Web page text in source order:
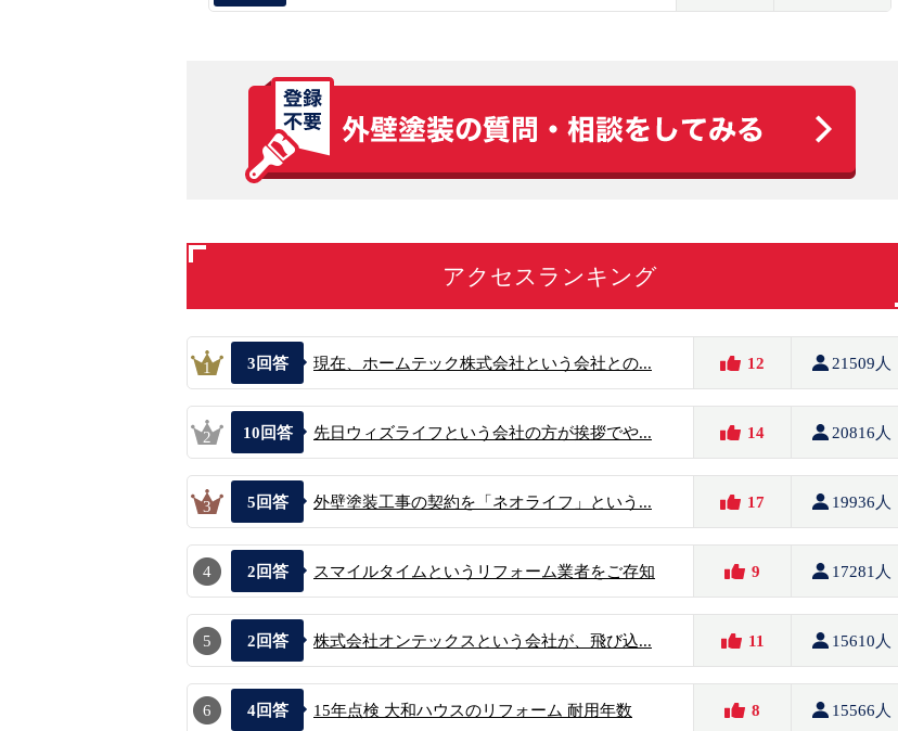
アクセスランキング
1 3 回答 現在、ホームテック株式会社という会社との... 12 21509人
2 10 回答 先日ウィズライフという会社の方が挨拶でや... 14 20816人
3 5 回答 外壁塗装工事の契約を「ネオライフ」という... 17 19936人
4 2 回答 スマイルタイムというリフォーム業者をご存知 9 17281人
5 2 回答 株式会社オンテックスという会社が、飛び込... 11 15610人
6 4回答 15年点検 大和ハウスのリフォーム 耐用年数 8 15566人